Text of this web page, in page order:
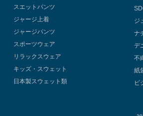
スエットパンツ
ジャージ上着
ジャージパンツ
スポーツウェア
リラックスウェア
キッズ・スウェット
日本製スウェット類
ジ
ナ
デ
不
紙
ビ